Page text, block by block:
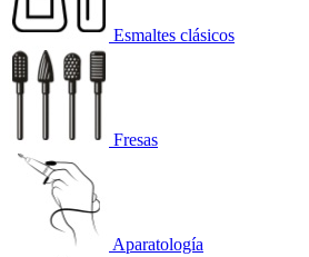
Esmaltes clásicos
Fresas
Aparatología